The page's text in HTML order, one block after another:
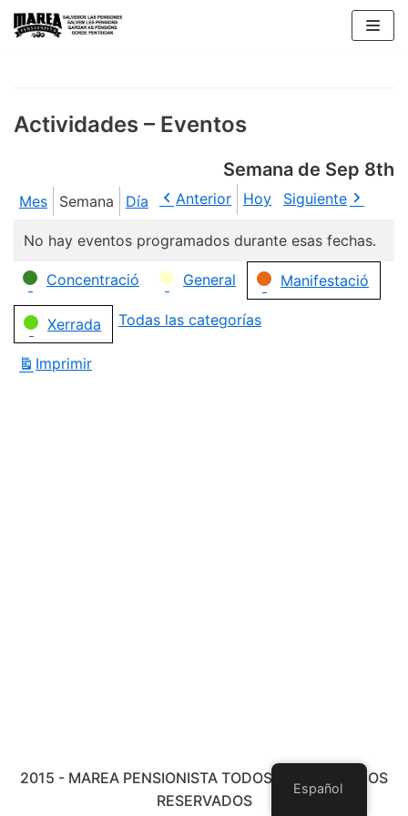
Saltar
Actividades – Eventos
Semana de Sep 8th
Mes Semana Día Anterior Hoy Siguiente
No hay eventos programados durante esas fechas.
Categorías
Concentració General Manifestació
Xerrada Todas las categorías
Imprimir
2015 - MAREA PENSIONISTA TODOS LOS DERECHOS
RESERVADOS
Español